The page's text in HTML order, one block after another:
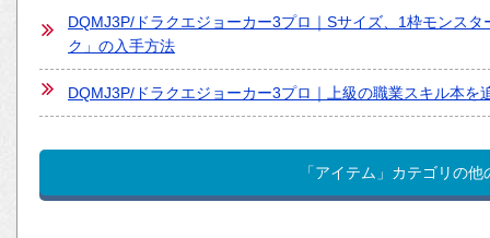
DQMJ3P/ドラクエジョーカー3プロ｜Sサイズ、1枠モンス
ク」の入手方法
DQMJ3P/ドラクエジョーカー3プロ｜上級の職業スキル本を
「アイテム」カテゴリの